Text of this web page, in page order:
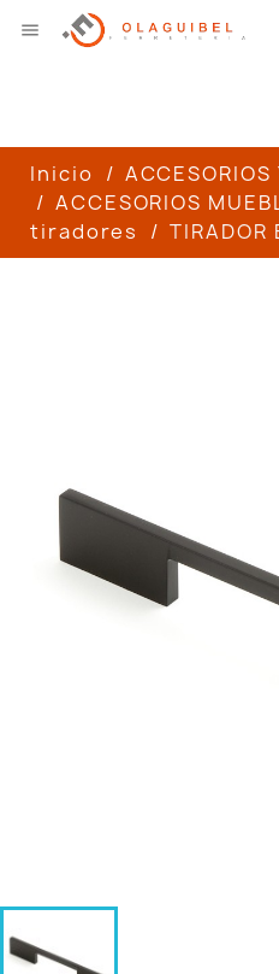

Inicio
ACCESORIOS
ACCESORIOS
tiradores
TIRADOR